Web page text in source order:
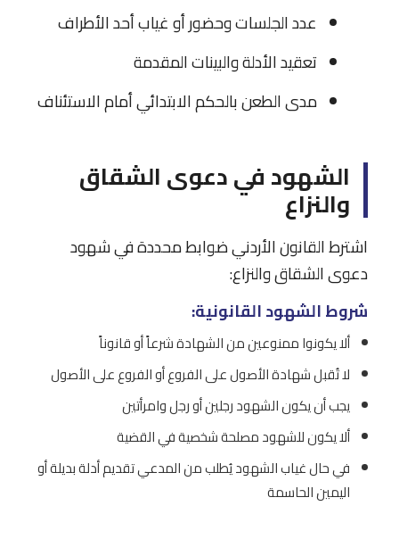
عدد الجلسات وحضور أو غياب أحد الأطراف
تعقيد الأدلة والبينات المقدمة
مدى الطعن بالحكم الابتدائي أمام الاستئناف
الشهود في دعوى الشقاق
والنزاع
اشترط القانون الأردني ضوابط محددة في شهود
دعوى الشقاق والنزاع:
شروط الشهود القانونية:
ألا يكونوا ممنوعين من الشهادة شرعاً أو قانوناً
لا تُقبل شهادة الأصول على الفروع أو الفروع على الأصول
يجب أن يكون الشهود رجلين أو رجل وامرأتين
ألا يكون للشهود مصلحة شخصية في القضية
في حال غياب الشهود يُطلب من المدعي تقديم أدلة بديلة أو
اليمين الحاسمة